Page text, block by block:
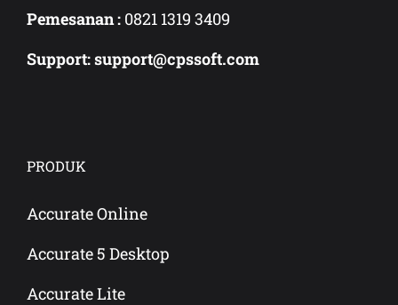
Pemesanan : 0821 1319 3409
Support: support@cpssoft.com
PRODUK
Accurate Online
Accurate 5 Desktop
Accurate Lite